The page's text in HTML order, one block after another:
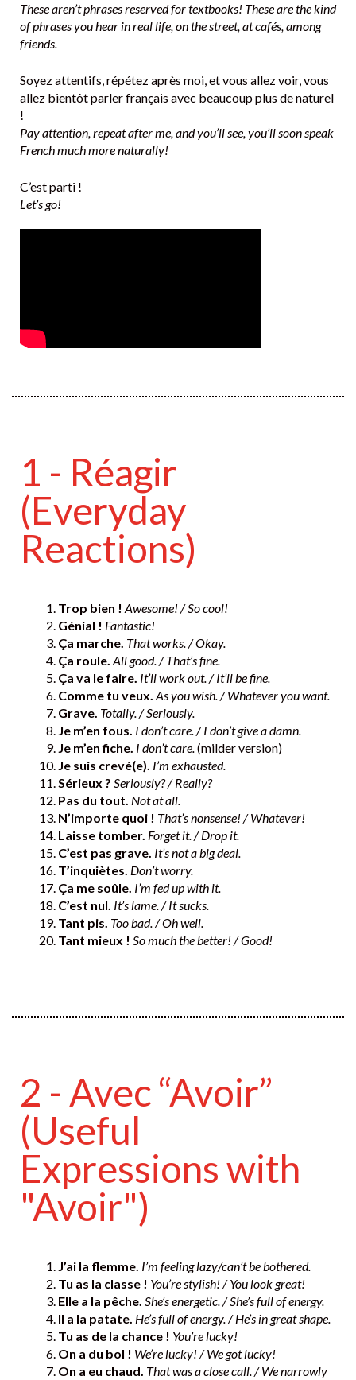
These aren’t phrases reserved for textbooks! These are the kind
of phrases you hear in real life, on the street, at cafés, among
friends.
Soyez attentifs, répétez après moi, et vous allez voir, vous
allez bientôt parler français avec beaucoup plus de naturel
!
Pay attention, repeat after me, and you’ll see, you’ll soon speak
French much more naturally!
C’est parti !
Let’s go!
1 - Réagir
(Everyday
Reactions)
Trop bien ! Awesome! / So cool!
Génial ! Fantastic!
Ça marche. That works. / Okay.
Ça roule. All good. / That’s fine.
Ça va le faire. It’ll work out. / It’ll be fine.
Comme tu veux. As you wish. / Whatever you want.
Grave. Totally. / Seriously.
Je m’en fous. I don’t care. / I don’t give a damn.
Je m’en fiche. I don’t care.(milder version)
Je suis crevé(e). I’m exhausted.
Sérieux ? Seriously? / Really?
Pas du tout. Not at all.
N’importe quoi ! That’s nonsense! / Whatever!
Laisse tomber. Forget it. / Drop it.
C’est pas grave. It’s not a big deal.
T’inquiètes. Don’t worry.
Ça me soûle. I’m fed up with it.
C’est nul. It’s lame. / It sucks.
Tant pis. Too bad. / Oh well.
Tant mieux ! So much the better! / Good!
2 - Avec “Avoir”
(Useful
Expressions with
"Avoir")
J’ai la flemme. I’m feeling lazy/can’t be bothered.
Tu as la classe ! You’re stylish! / You look great!
Elle a la pêche. She’s energetic. / She’s full of energy.
Il a la patate. He’s full of energy. / He’s in great shape.
Tu as de la chance ! You’re lucky!
On a du bol ! We’re lucky! / We got lucky!
On a eu chaud. That was a close call. / We narrowly